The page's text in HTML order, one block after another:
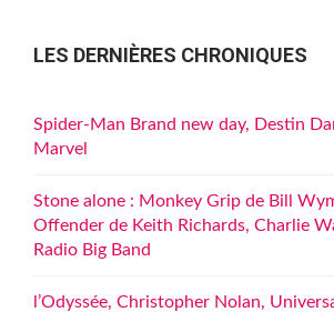
LES DERNIÈRES CHRONIQUES
Spider-Man Brand new day, Destin
Marvel
Stone alone : Monkey Grip de Bill
Offender de Keith Richards, Charlie
Radio Big Band
l’Odyssée, Christopher Nolan,